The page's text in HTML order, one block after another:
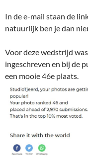
In de e-mail staan de
natuurlijk ben je dan
Voor deze wedstrijd
ingeschreven en bij de
een mooie 46e plaats.